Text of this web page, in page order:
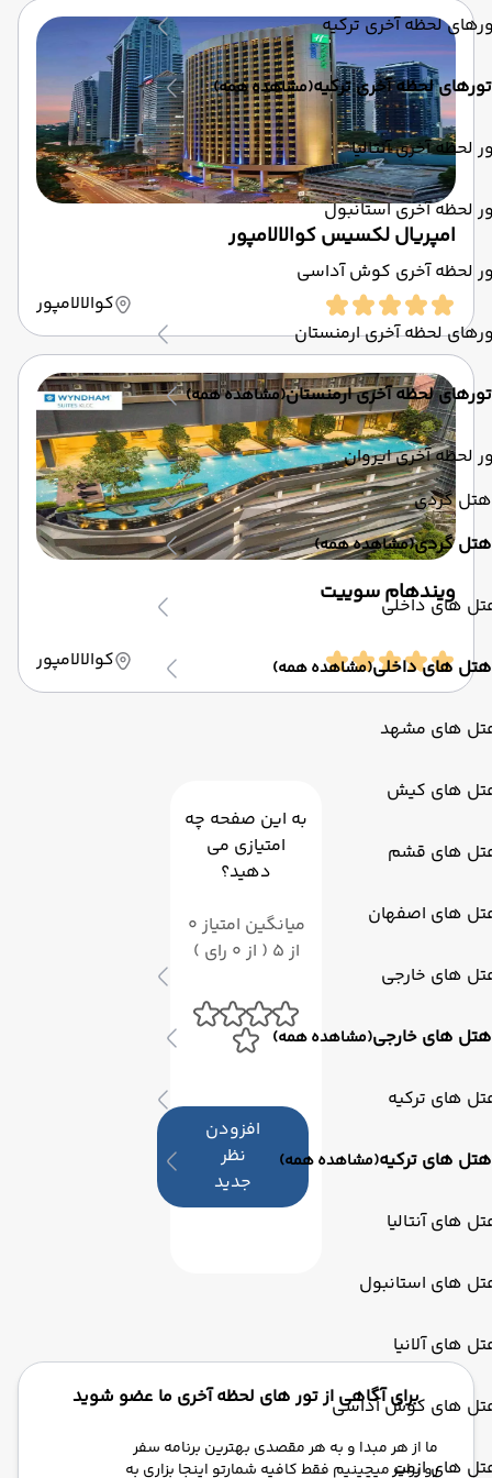
لحظه آخری ترکیه
تورهای لحظه آخری ترکیه(مشاهده همه)
لحظه آخری آنتالیا
لحظه آخری استانبول
لحظه آخری کوش آداسی
لحظه آخری ارمنستان
تورهای لحظه آخری ارمنستان(مشاهده همه)
لحظه آخری ایروان
هتل گردی
هتل گردی(مشاهده همه)
های داخلی
هتل های داخلی(مشاهده همه)
های مشهد
های کیش
های قشم
های اصفهان
های خارجی
هتل های خارجی(مشاهده همه)
های ترکیه
هتل های ترکیه(مشاهده همه)
های آنتالیا
های استانبول
های آلانیا
های کوش آداسی
های ازمیر
امپریال لکسیس کوالالامپور
کوالالامپور
ویندهام سوییت
کوالالامپور
به این صفحه چه
امتیازی می
دهید؟
میانگین امتیاز 0
از 5 ( از 0 رای )
افزودن
نظر
جدید
برای آگاهی از تور های لحظه آخری ما عضو شوید
ما از هر مبدا و به هر مقصدی بهترین برنامه سفر
رو برات میچینیم فقط کافیه شمارتو اینجا بزاری به